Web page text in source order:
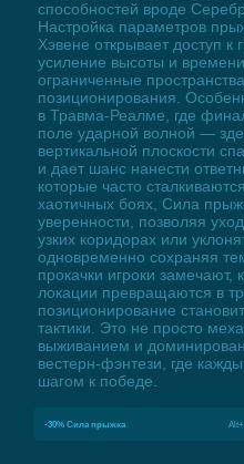
способностей вроде
Настройка параметров
Хэвене открывает доступ к
усиление высоты и
ограниченные
позиционирования.
в Травма-Реалме, где
поле ударной волной —
вертикальной плоскости
и дает шанс нанести
которые часто
хаотичных боях, Сила
уверенности, позволяя
узких коридорах или
одновременно сохраняя
прокачки игроки замечают,
локации превращаются в
позиционирование
тактики. Это не просто
выживанием и
вестерн-фэнтези, где
шагом к победе.
-30% Сила прыжка